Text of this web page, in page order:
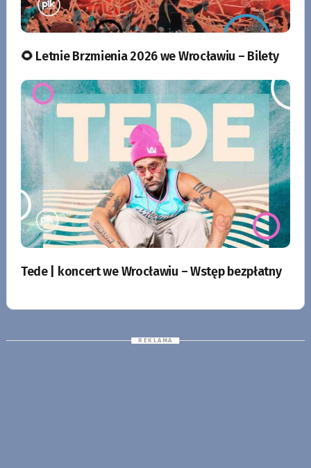
🌻 Letnie Brzmienia 2026 we Wrocławiu – Bilety
Tede | koncert we Wrocławiu – Wstęp bezpłatny